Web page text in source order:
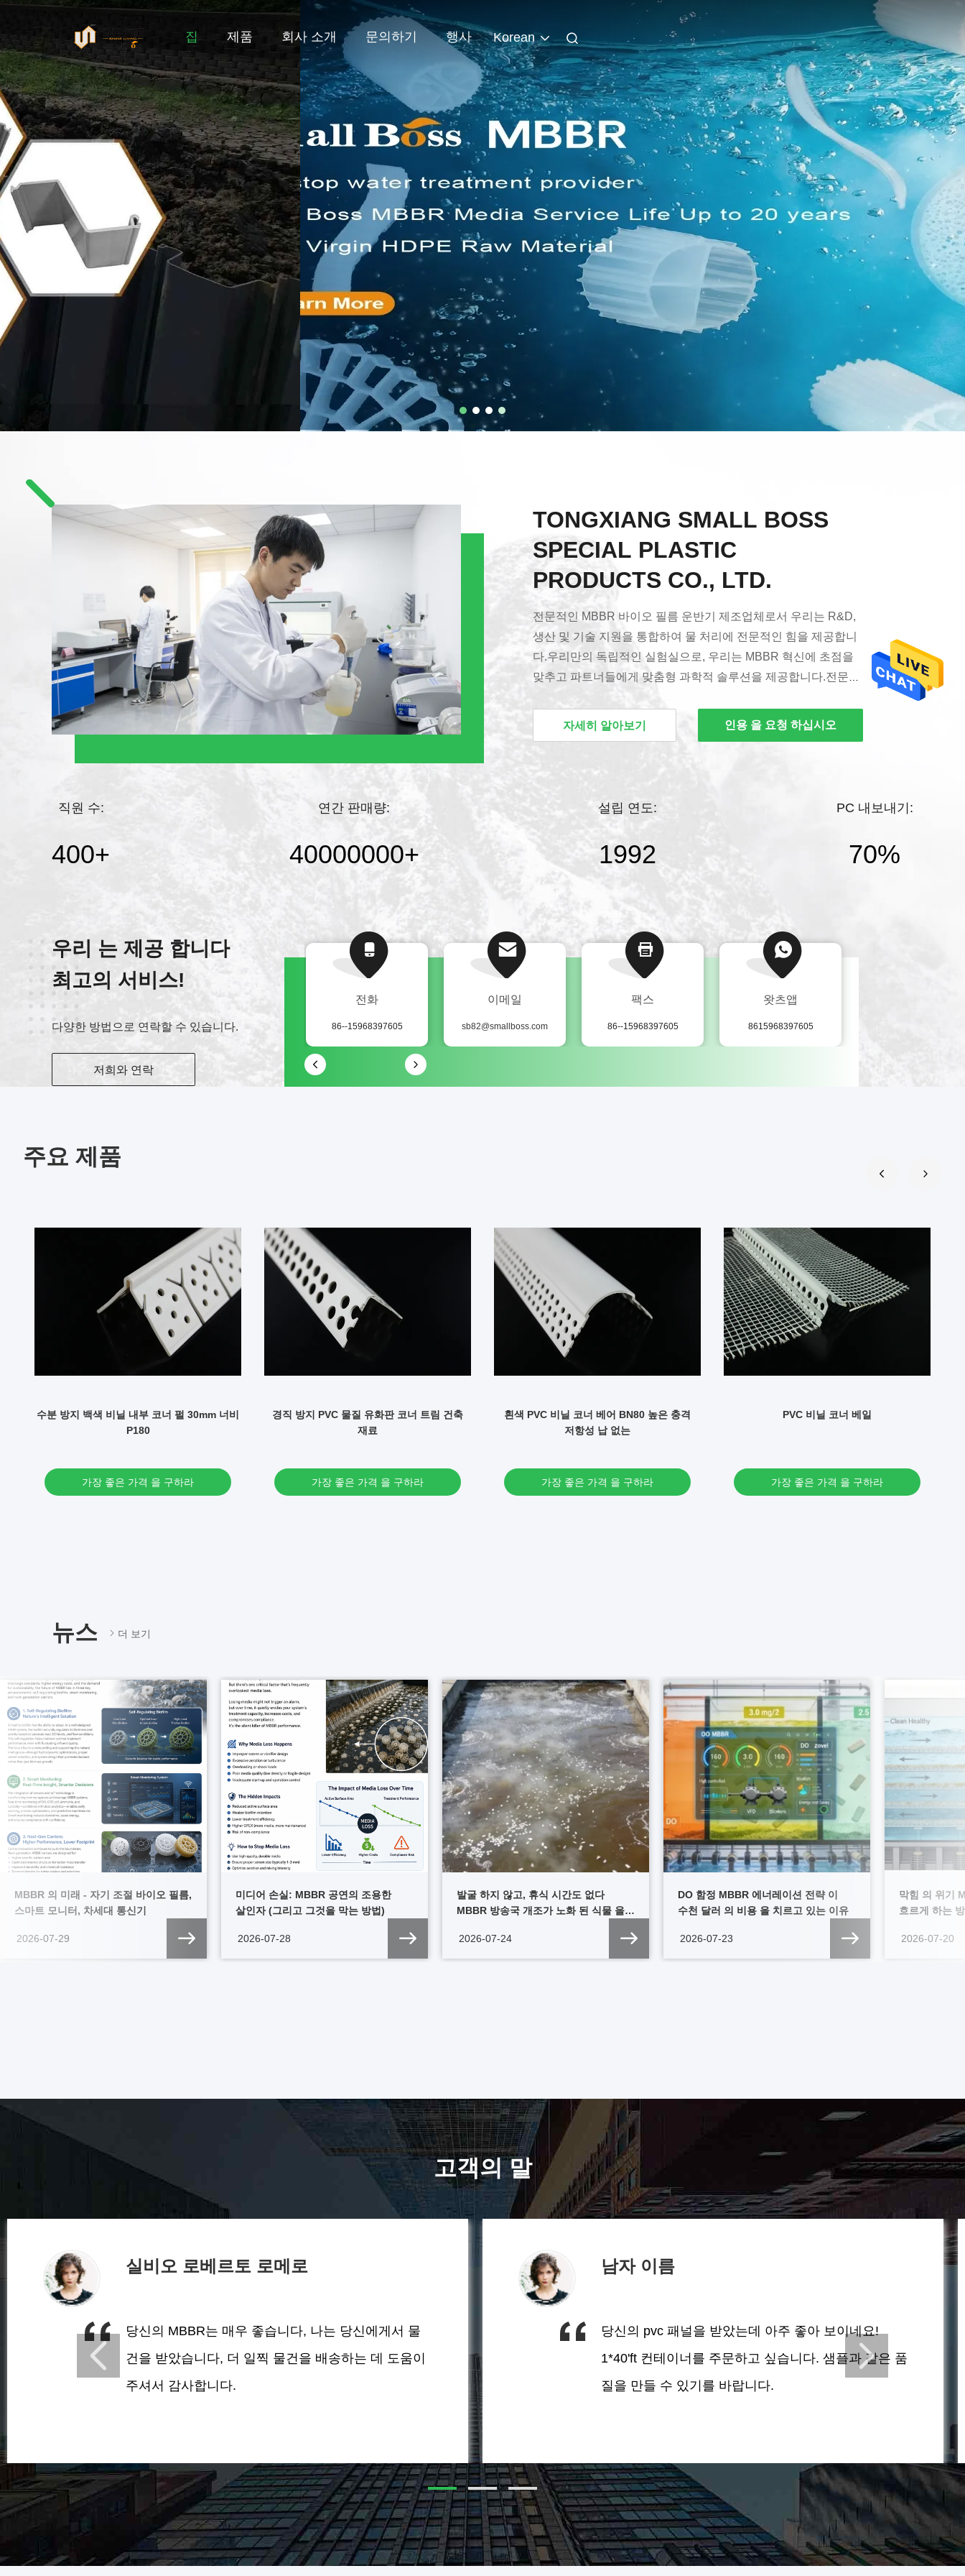
집 제품 회사 소개 문의하기 행사 Korean
TONGXIANG SMALL BOSS
SPECIAL PLASTIC
PRODUCTS CO., LTD.
전문적인 MBBR 바이오 필름 운반기 제조업체로서 우리는 R&D,
생산 및 기술 지원을 통합하여 물 처리에 전문적인 힘을 제공합니
다.우리만의 독립적인 실험실으로, 우리는 MBBR 혁신에 초점을
맞추고 파트너들에게 맞춤형 과학적 솔루션을 제공합니다.전문적
적이고 신뢰할 수 있는 전용 기술 지원을 제공합니다.선도적인
전문적인 연구개발 및 전담 기술 지원이 우리를 당신의 신뢰할 수
및 생산에 특화되어 있으며, 우리는 독립적인 실험실을 활용하여
자세히 알아보기 인용 을 요청 하십시오
직원 수:
400+
연간 판매량:
40000000+
설립 연도:
1992
PC 내보내기:
70%
우리 는 제공 합니다
최고의 서비스!
다양한 방법으로 연락할 수 있습니다.
저희와 연락
웨이 채팅
15968397605
전화
86--15968397605
이메일
sb82@smallboss.com
팩스
86--15968397605
왓츠앱
8615968397605
주요 제품
수분 방지 백색 비닐 내부 코너 펄 30mm 너비
P180
가장 좋은 가격 을 구하라
경직 방지 PVC 물질 유화판 코너 트림 건축
재료
가장 좋은 가격 을 구하라
흰색 PVC 비닐 코너 베어 BN80 높은 충격
저항성 납 없는
가장 좋은 가격 을 구하라
PVC 비닐 코너 베일
가장 좋은 가격 을 구하라
뉴스 더 보기
MBBR 의 미래 - 자기 조절 바이오 필름,
스마트 모니터, 차세대 통신기
2026-07-29
미디어 손실: MBBR 공연의 조용한
살인자 (그리고 그것을 막는 방법)
2026-07-28
발굴 하지 않고, 휴식 시간도 없다
MBBR 방송국 개조가 노화 된 식물 을
2026-07-24
DO 함정 MBBR 에너레이션 전략 이
수천 달러 의 비용 을 치르고 있는 이유
2026-07-23
막힘 의 위기 MBBR 미디어 를 자유롭게
흐르게 하는
2026-07-20
고객의 말
실비오 로베르토 로메로
당신의 MBBR는 매우 좋습니다, 나는 당신에게서 물
건을 받았습니다, 더 일찍 물건을 배송하는 데 도움이
주셔서 감사합니다.
남자 이름
당신의 pvc 패널을 받았는데 아주 좋아 보이네요!
1*40'ft 컨테이너를 주문하고 싶습니다. 샘플과 같은 품
질을 만들 수 있기를 바랍니다.